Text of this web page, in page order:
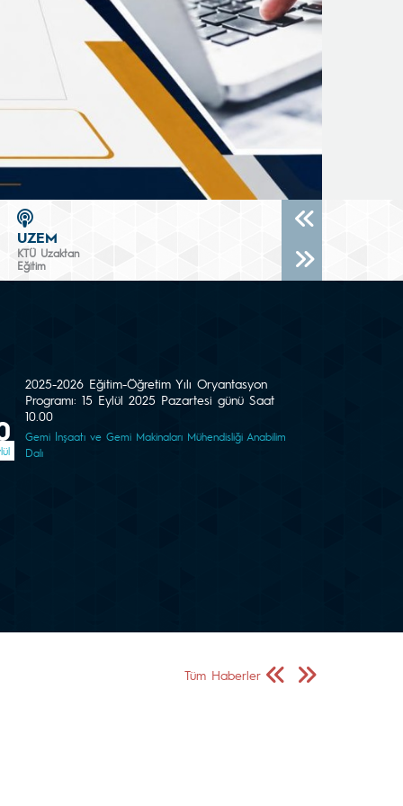
UZEM
KTÜ Uzaktan
Eğitim
2025-2026 Eğitim-Öğretim Yılı Oryantasyon
Programı: 15 Eylül 2025 Pazartesi günü Saat
10.00
Gemi İnşaatı ve Gemi Makinaları Mühendisliği Anabilim
Dalı
Tüm Haberler
Önceki Sayfa
Sonraki Sayfa